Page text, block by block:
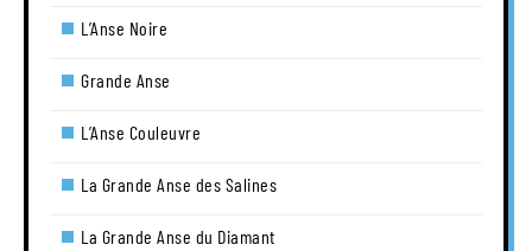
L’Anse Noire
Grande Anse
L’Anse Couleuvre
La Grande Anse des Salines
La Grande Anse du Diamant